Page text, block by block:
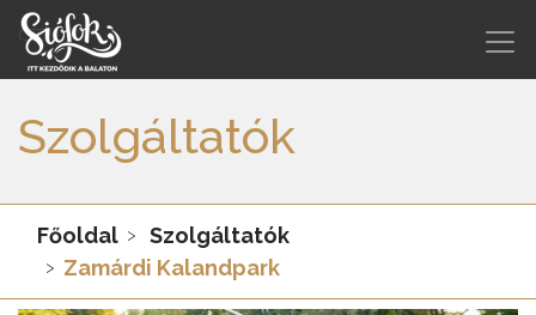
Szolgáltatók
Főoldal
Szolgáltatók
Zamárdi Kalandpark